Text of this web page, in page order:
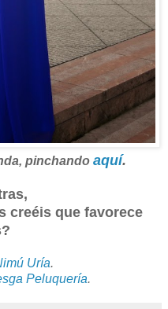
pinchando aquí.
creéis que favorece
Uría.
Peluquería.